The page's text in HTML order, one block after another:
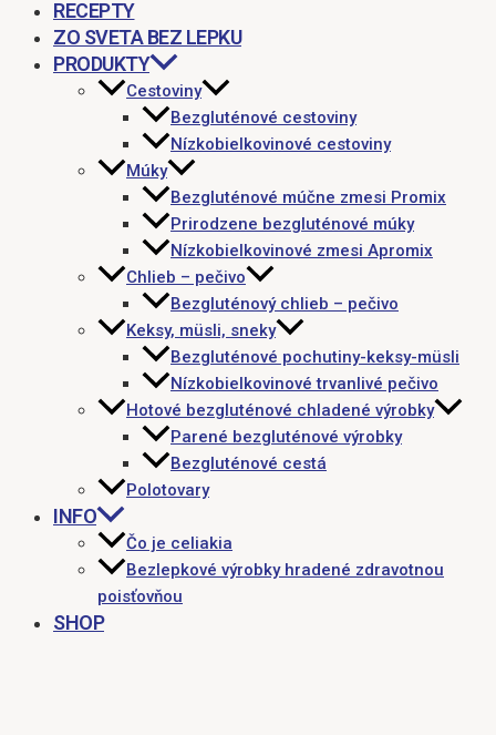
RECEPTY
ZO SVETA BEZ LEPKU
PRODUKTY
Cestoviny
Bezgluténové cestoviny
Nízkobielkovinové cestoviny
Múky
Bezgluténové múčne zmesi Promix
Prirodzene bezgluténové múky
Nízkobielkovinové zmesi Apromix
Chlieb – pečivo
Bezgluténový chlieb – pečivo
Keksy, müsli, sneky
Bezgluténové pochutiny-keksy-müsli
Nízkobielkovinové trvanlivé pečivo
Hotové bezgluténové chladené výrobky
Parené bezgluténové výrobky
Bezgluténové cestá
Polotovary
INFO
Čo je celiakia
Bezlepkové výrobky hradené zdravotnou
poisťovňou
SHOP